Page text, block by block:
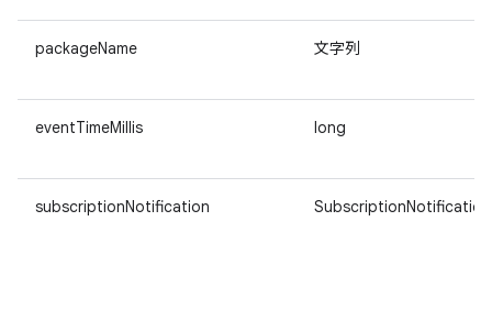
packageName 文字列
eventTimeMillis long
subscriptionNotification SubscriptionNotification